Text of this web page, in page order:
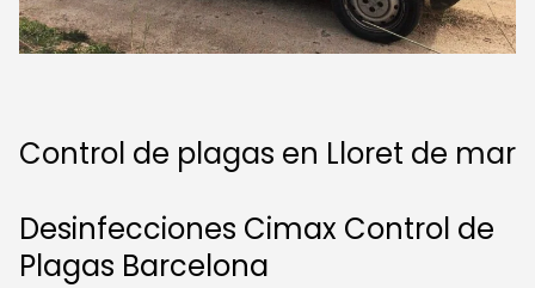
Control de plagas en Lloret de mar
Desinfecciones Cimax Control de
Plagas Barcelona